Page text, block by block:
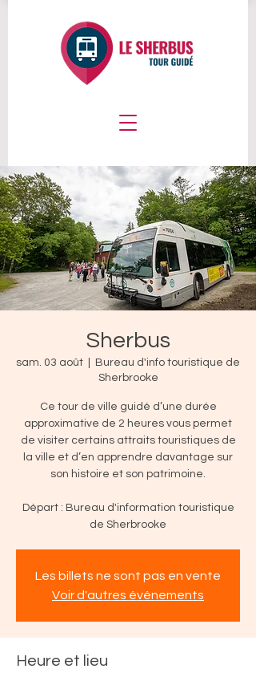
Sherbus
sam. 03 août
Bureau d'info touristique de
Sherbrooke
Ce tour de ville guidé d’une durée
approximative de 2 heures vous permet
de visiter certains attraits touristiques de
la ville et d’en apprendre davantage sur
son histoire et son patrimoine.
Départ : Bureau d'information touristique
de Sherbrooke
Les billets ne sont pas en vente
Voir d'autres événements
Heure et lieu